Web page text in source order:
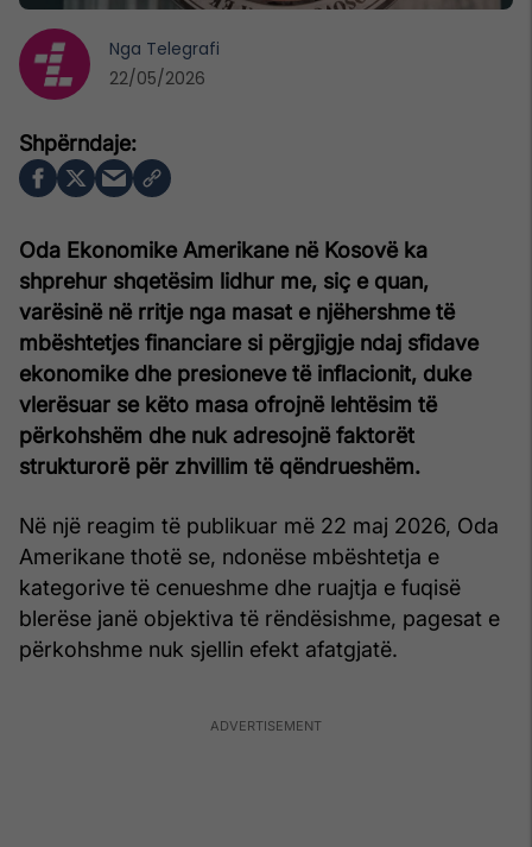
Oda Ekonomike Amerikane në Kosovë ka
shprehur shqetësim lidhur me, siç e quan,
varësinë në rritje nga masat e njëhershme të
mbështetjes financiare si përgjigje ndaj sfidave
ekonomike dhe presioneve të inflacionit, duke
vlerësuar se këto masa ofrojnë lehtësim të
përkohshëm dhe nuk adresojnë faktorët
strukturorë për zhvillim të qëndrueshëm.
Në një reagim të publikuar më 22 maj 2026, Oda
Amerikane thotë se, ndonëse mbështetja e
kategorive të cenueshme dhe ruajtja e fuqisë
blerëse janë objektiva të rëndësishme, pagesat e
përkohshme nuk sjellin efekt afatgjatë.
Nga Telegrafi
22/05/2026